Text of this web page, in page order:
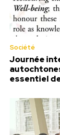
Société
Journée
essentiel